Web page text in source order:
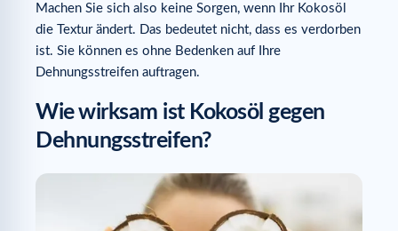
Machen Sie sich also keine Sorgen, wenn Ihr Kokosöl
die Textur ändert. Das bedeutet nicht, dass es verdorben
ist. Sie können es ohne Bedenken auf Ihre
Dehnungsstreifen auftragen.
Wie wirksam ist Kokosöl gegen
Dehnungsstreifen?